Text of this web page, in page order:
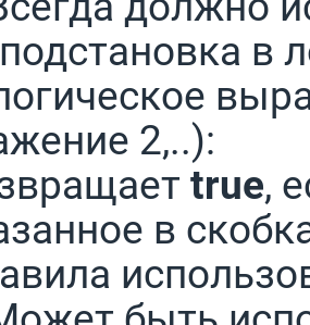
в
2,..):
true,
в